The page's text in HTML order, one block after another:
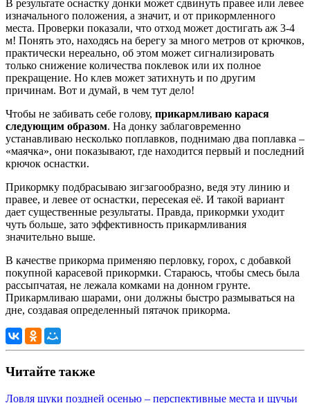
В результате оснастку донки может сдвинуть правее или левее
изначального положения, а значит, и от прикормленного
места. Проверки показали, что отход может достигать аж 3-4
м! Понять это, находясь на берегу за много метров от крючков,
практически нереально, об этом может сигнализировать
только снижение количества поклевок или их полное
прекращение. Но клев может затихнуть и по другим
причинам. Вот и думай, в чем тут дело!
Чтобы не забивать себе голову, прикармливаю карася
следующим образом. На донку заблаговременно
устанавливаю несколько поплавков, поднимаю два поплавка –
«маячка», они показывают, где находится первый и последний
крючок оснастки.
Прикормку подбрасываю зигзагообразно, ведя эту линию и
правее, и левее от оснастки, пересекая её. И такой вариант
дает существенные результаты. Правда, прикормки уходит
чуть больше, зато эффективность прикармливания
значительно выше.
В качестве прикорма применяю перловку, горох, с добавкой
покупной карасевой прикормки. Стараюсь, чтобы смесь была
рассыпчатая, не лежала комками на донном грунте.
Прикармливаю шарами, они должны быстро размываться на
дне, создавая определенный пятачок прикорма.
Читайте также
Ловля щуки поздней осенью – перспективные места и щучьи